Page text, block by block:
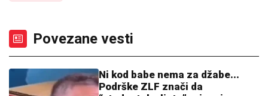
Povezane vesti
Ni kod babe nema za džabe...
Podrške ZLF znači da